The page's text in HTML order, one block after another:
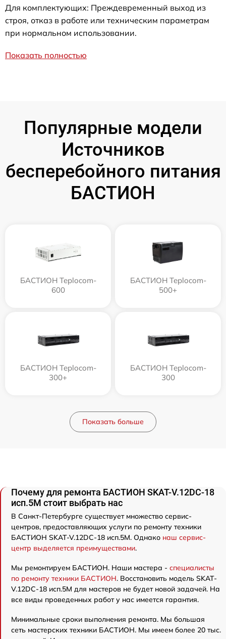
Для комплектующих: Преждевременный выход из
строя, отказ в работе или техническим параметрам
при нормальном использовании.
Показать полностью
Популярные модели
Источников
бесперебойного питания
БАСТИОН
БАСТИОН Teplocom-
600
БАСТИОН Teplocom-
500+
БАСТИОН Teplocom-
300+
БАСТИОН Teplocom-
300
Показать больше
Почему для ремонта БАСТИОН SKAT-V.12DC-18
исп.5М стоит выбрать нас
В Санкт-Петербурге существует множество сервис-
центров, предоставляющих услуги по ремонту техники
БАСТИОН SKAT-V.12DC-18 исп.5М. Однако наш сервис-
центр выделяется преимуществами.
Мы ремонтируем БАСТИОН. Наши мастера - специалисты
по ремонту техники БАСТИОН. Восстановить модель SKAT-
V.12DC-18 исп.5М для мастеров не будет новой задачей. На
все виды проведенных работ у нас имеется гарантия.
Минимальные сроки выполнения ремонта. Мы большая
сеть мастерских техники БАСТИОН. Мы имеем более 20 тыс.